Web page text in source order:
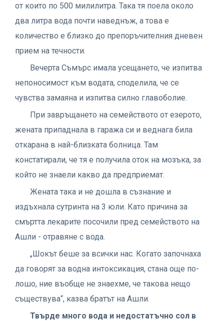
от които по 500 милилитра. Така тя поела около
два литра вода почти наведнъж, а това е
количество е близко до препоръчителния дневен
прием на течности.
Вечерта Съмърс имала усещането, че изпитва
непоносимост към водата, споделила, че се
чувства замаяна и изпитва силно главоболие.
При завръщането на семейството от езерото,
жената припаднала в гаража си и веднага била
откарана в най-близката болница. Там
констатирали, че тя е получила оток на мозъка, за
който не знаели какво да предприемат.
Жената така и не дошла в съзнание и
издъхнала сутринта на 3 юли. Като причина за
смъртта лекарите посочили пред семейството на
Ашли - отравяне с вода.
„Шокът беше за всички нас. Когато започнаха
да говорят за водна интоксикация, стана още по-
лошо, ние въобще не знаехме, че такова нещо
съществува“, казва братът на Ашли.
Твърде много вода и недостатъчно сол в